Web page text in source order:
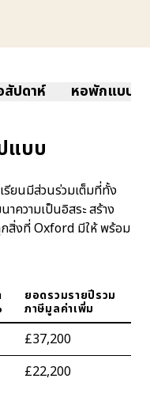
สัปดาห์ หอพักแบบร
แบบ
รียนมีส่วนร่วมเต็มที่ทั้ง
ความเป็นอิสระ สร้าง
กสิ่งที่ Oxford มีให้ พร้อม
ยอดรวมรายปีรวม
ภาษีมูลค่าเพิ่ม
£37,200
£22,200